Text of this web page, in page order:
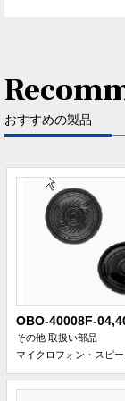
おすすめの製品
OBO-40008F-
その他 取扱い部品
マイクロフォン・スピー